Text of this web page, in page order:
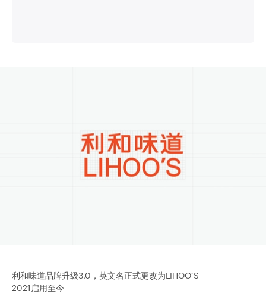
利和味道品牌升级3.0，英文名正式更改为LIHOO‘S
2021启用至今